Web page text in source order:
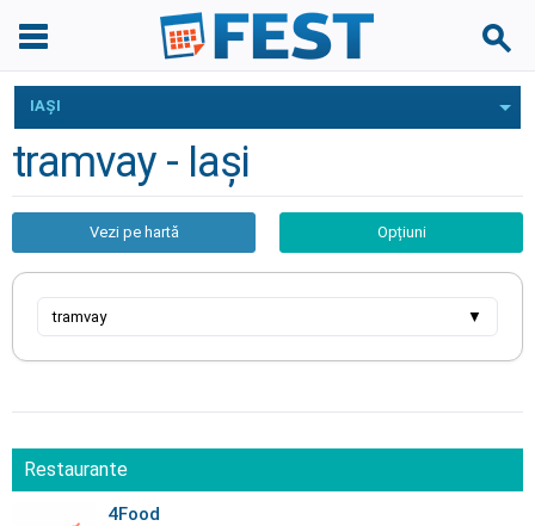
IAŞI
tramvay - Iaşi
Vezi pe hartă Opțiuni
tramvay ▼
Restaurante
4Food